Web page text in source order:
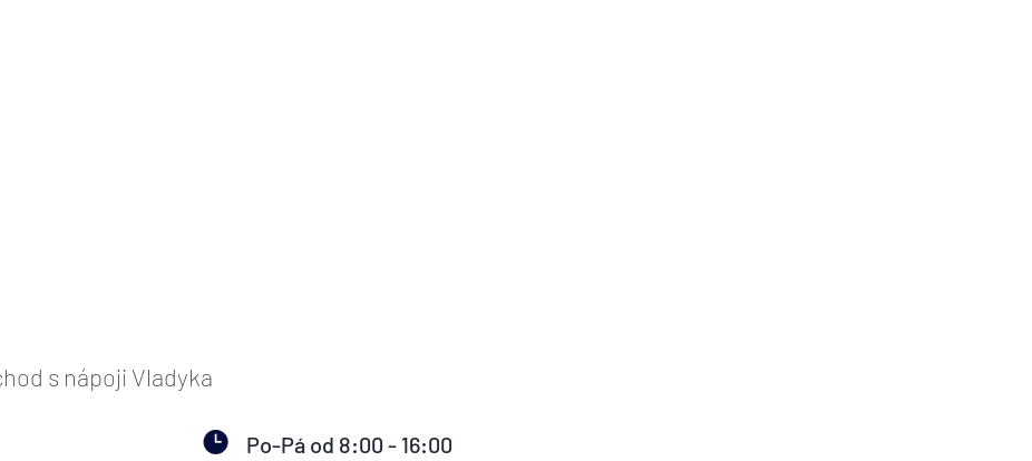
s nápoji Vladyka
Po-Pá od 8:00 - 16:00